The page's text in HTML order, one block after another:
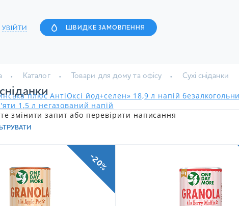
УВІЙТИ ШВИДКЕ ЗАМОВЛЕННЯ
плюс АнтіОксі йод+селен» 18,9 л напій
1,5 л негазований напій
змінити запит або перевірити написання
Каталог Товари для дому та офісу Сухі сніданки
-20%